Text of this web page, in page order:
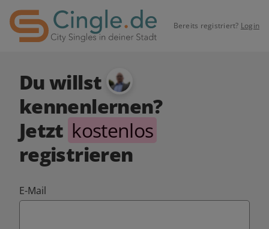
Bereits registriert? Login
Du willst
kennenlernen?
Jetzt kostenlos
registrieren
E-Mail